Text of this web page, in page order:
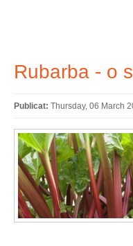
Rubarba - o
Publicat: Thursday, 06 March